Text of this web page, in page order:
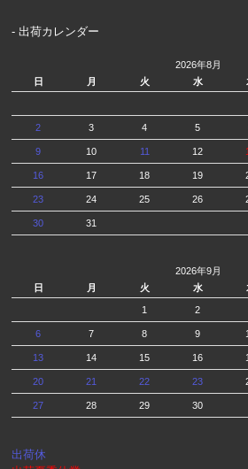
- 出荷カレンダー
2026年8月
日
月 火 水
2 3 4 5
9 10 11 12
16 17 18 19
23 24 25 26
30 31
2026年9月
日
月 火 水
1 2
6 7 8 9
13 14 15 16
20 21 22 23
27 28 29 30
出荷休